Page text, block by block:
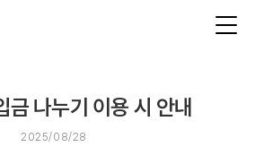
금 나누기 이용 시 안내
2025/08/28